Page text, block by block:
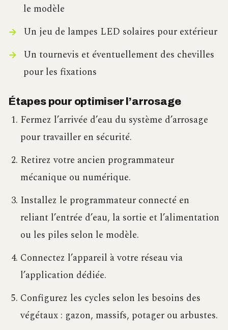
le modèle
Un jeu de lampes LED solaires pour extérieur
Un tournevis et éventuellement des chevilles
pour les fixations
Étapes pour optimiser l’arrosage
Fermez l’arrivée d’eau du système d’arrosage
pour travailler en sécurité.
Retirez votre ancien programmateur
mécanique ou numérique.
Installez le programmateur connecté en
reliant l’entrée d’eau, la sortie et l’alimentation
ou les piles selon le modèle.
Connectez l’appareil à votre réseau via
l’application dédiée.
Configurez les cycles selon les besoins des
végétaux : gazon, massifs, potager ou arbustes.